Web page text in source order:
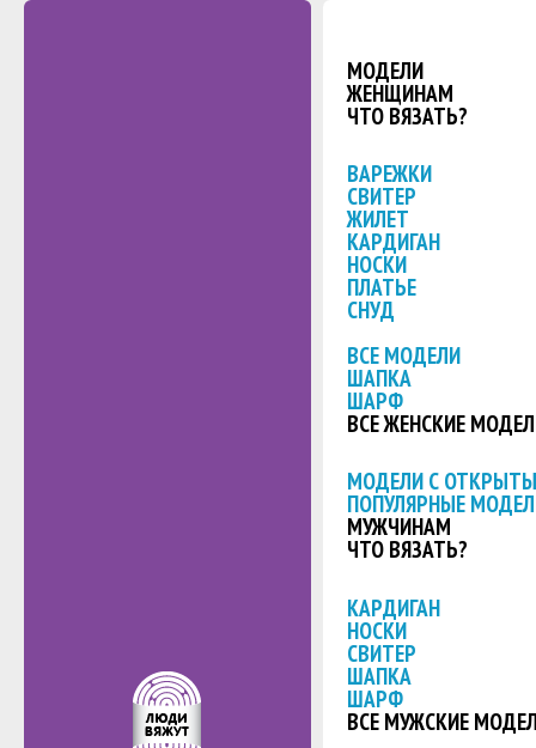
МОДЕЛИ
ЖЕНЩИНАМ
ЧТО ВЯЗАТЬ?
ВАРЕЖКИ
СВИТЕР
ЖИЛЕТ
КАРДИГАН
НОСКИ
ПЛАТЬЕ
СНУД
ВСЕ МОДЕЛИ
ШАПКА
ШАРФ
ВСЕ ЖЕНСКИЕ
МОДЕЛИ С
ПОПУЛЯРНЫЕ
МУЖЧИНАМ
ЧТО ВЯЗАТЬ?
КАРДИГАН
НОСКИ
СВИТЕР
ШАПКА
ШАРФ
ВСЕ МУЖСКИЕ